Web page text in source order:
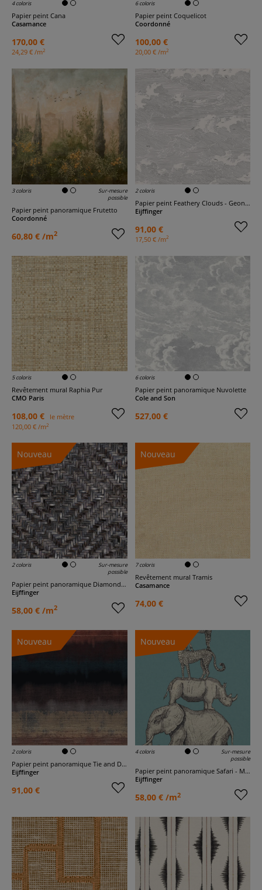
4 coloris
Papier peint Cana
Casamance
170,00 €
24,29 € /m2
6 coloris
Papier peint Coquelicot
Coordonné
100,00 €
20,00 € /m2
3 coloris
Sur-mesure
possible
Papier peint panoramique Frutetto
Coordonné
60,80 € /m2
2 coloris
Papier peint Feathery Clouds - Geonature
Eijffinger
91,00 €
17,50 € /m2
5 coloris
Revêtement mural Raphia Pur
CMO Paris
108,00 €
le mètre
120,00 € /m2
6 coloris
Papier peint panoramique Nuvolette
Cole and Son
527,00 €
Nouveau
2 coloris
Sur-mesure
possible
Papier peint panoramique Diamond Weave - Terra
Eijffinger
58,00 € /m2
Nouveau
7 coloris
Revêtement mural Tramis
Casamance
74,00 €
Nouveau
2 coloris
Papier peint panoramique Tie and Dye Watercolor - Terra
Eijffinger
91,00 €
Nouveau
4 coloris
Sur-mesure
possible
Papier peint panoramique Safari - Mini Me
Eijffinger
58,00 € /m2